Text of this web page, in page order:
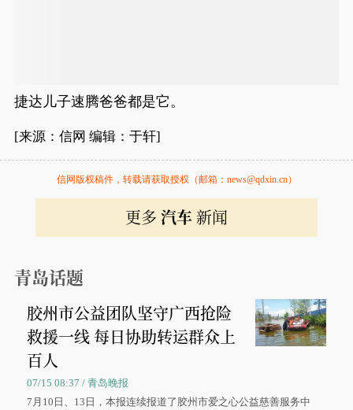
捷达儿子速腾爸爸都是它。
[来源：信网 编辑：于轩]
信网版权稿件，转载请获取授权（邮箱：news@qdxin.cn）
更多 汽车新闻
青岛话题
胶州市公益团队坚守广西抢险
救援一线 每日协助转运群众上
百人
07/15 08:37 / 青岛晚报
7月10日、13日，本报连续报道了胶州市爱之心公益慈善服务中